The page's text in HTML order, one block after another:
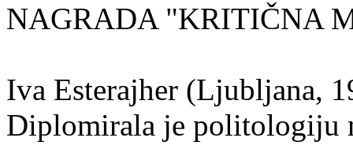
NAGRADA "KRITIČNA
Iva Esterajher (Ljubljana,
Diplomirala je politologiju